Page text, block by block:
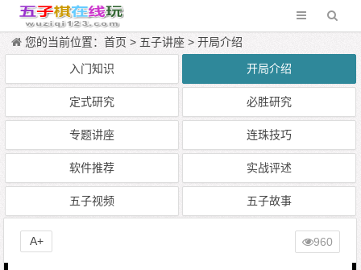
您的当前位置：首页 > 五子讲座 >开局介绍
入门知识 开局介绍
定式研究 必胜研究
专题讲座 连珠技巧
软件推荐 实战评述
五子视频 五子故事
960
A+